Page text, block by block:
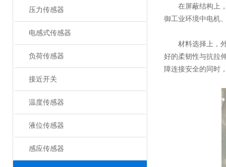
压力传感器
电感式传感器
负荷传感器
接近开关
温度传感器
液位传感器
感应传感器
在屏蔽结构上，
御工业环境中电机
材料选择上，外
好的柔韧性与抗拉
障连接安全的同时